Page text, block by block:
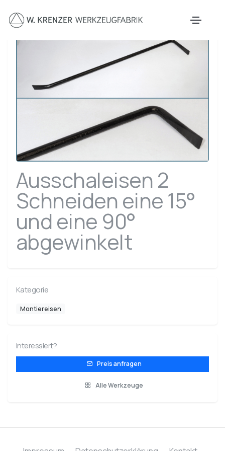
Ausschaleisen 2
Schneiden eine 15°
und eine 90°
abgewinkelt
Kategorie
Montiereisen
Interessiert?
Preis anfragen
Alle Werkzeuge